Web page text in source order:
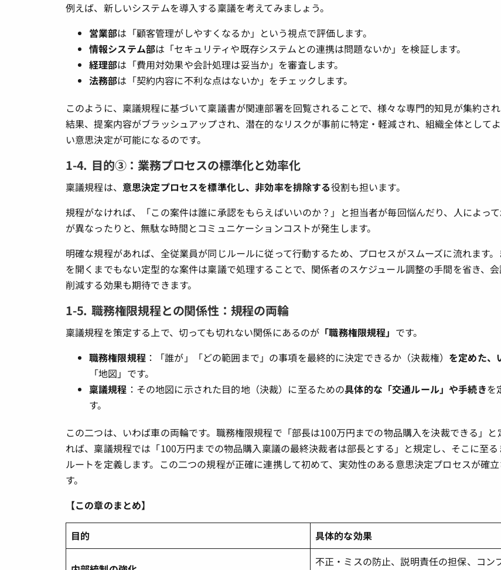
例えば、新しいシステムを導入する稟議を考えてみましょう。
営業部は「顧客管理がしやすくなるか」という視点で評価します。
情報システム部は「セキュリティや既存システムとの連携は問題ないか」を検証します。
経理部は「費用対効果や会計処理は妥当か」を審査します。
法務部は「契約内容に不利な点はないか」をチェックします。
このように、稟議規程に基づいて稟議書が関連部署を回覧されることで、様々な専門的知見が集約さ
結果、提案内容がブラッシュアップされ、潜在的なリスクが事前に特定・軽減され、組織全体として
い意思決定が可能になるのです。
1-4. 目的③：業務プロセスの標準化と効率化
稟議規程は、 意思決定プロセスを標準化し、非効率を排除する役割も担います。
規程がなければ、「この案件は誰に承認をもらえばいいのか？」と担当者が毎回悩んだり、人によっ
が異なったりと、無駄な時間とコミュニケーションコストが発生します。
明確な規程があれば、全従業員が同じルールに従って行動するため、プロセスがスムーズに流れます
を開くまでもない定型的な案件は稟議で処理することで、関係者のスケジュール調整の手間を省き、
削減する効果も期待できます。
1-5. 職務権限規程との関係性：規程の両輪
稟議規程を策定する上で、切っても切れない関係にあるのが 「職務権限規程」 です。
職務権限規程：「誰が」「どの範囲まで」の事項を最終的に決定できるか（決裁権） を定めた、
「地図」です。
稟議規程 ：その地図に示された目的地（決裁）に至るための具体的な「交通ルール」や手続きを
す。
この二つは、いわば車の両輪です。職務権限規程で「部長は100万円までの物品購入を決裁できる」と
れば、稟議規程では「100万円までの物品購入稟議の最終決裁者は部長とする」と規定し、そこに至
ルートを定義します。この二つの規程が正確に連携して初めて、実効性のある意思決定プロセスが確
す。
【この章のまとめ】
目的 具体的な効果
不正・ミスの防止、説明責任の担保、コン